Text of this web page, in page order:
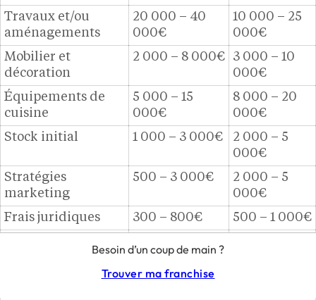
Travaux et/ou
aménagements
20 000 – 40
000€
10 000 – 25
000€
Mobilier et
décoration
2 000 – 8 000€
3 000 – 10
000€
Équipements de
cuisine
5 000 – 15
000€
8 000 – 20
000€
Stock initial
1 000 – 3 000€
2 000 – 5
000€
Stratégies
marketing
500 – 3 000€
2 000 – 5
000€
Frais juridiques
300 – 800€
500 – 1 000€
300 – 1 000€
Besoin d’un coup de main ?
Trouver ma franchise